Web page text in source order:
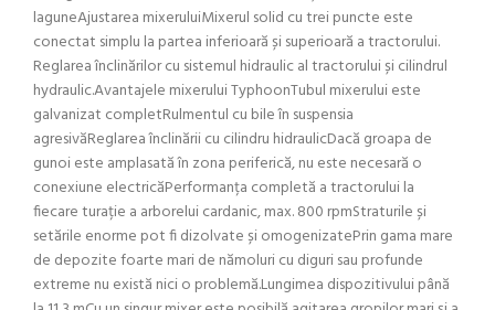
laguneAjustarea mixeruluiMixerul solid cu trei puncte este
conectat simplu la partea inferioară și superioară a tractorului.
Reglarea înclinărilor cu sistemul hidraulic al tractorului și cilindrul
hydraulic.Avantajele mixerului TyphoonTubul mixerului este
galvanizat completRulmentul cu bile în suspensia
agresivăReglarea înclinării cu cilindru hidraulicDacă groapa de
gunoi este amplasată în zona periferică, nu este necesară o
conexiune electricăPerformanța completă a tractorului la
fiecare turație a arborelui cardanic, max. 800 rpmStraturile și
setările enorme pot fi dizolvate și omogenizatePrin gama mare
de depozite foarte mari de nămoluri cu diguri sau profunde
extreme nu există nici o problemă.Lungimea dispozitivului până